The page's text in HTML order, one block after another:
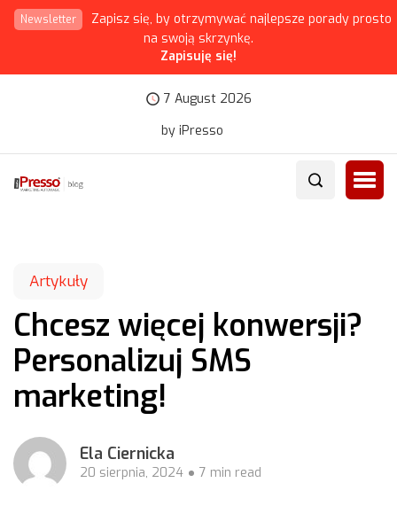
Newsletter
Zapisz się, by otrzymywać najlepsze porady prosto
na swoją skrzynkę.
Zapisuję się!
7 August 2026
by iPresso
Artykuły
Chcesz więcej konwersji?
Personalizuj SMS
marketing!
Ela Ciernicka
20 sierpnia, 2024 7 min read